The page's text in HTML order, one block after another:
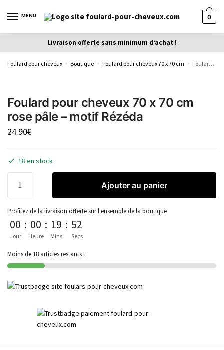
MENU 0
Livraison offerte sans minimum d’achat !
Foulard pour cheveux » Boutique » Foulard pour cheveux 70 x 70 cm » Foulard pour cheveux 70 x 70 cm rose pâle – motif Rézéda
Foulard pour cheveux 70 x 70 cm
rose pâle – motif Rézéda
24.90€
18 en stock
Ajouter au panier
Profitez de la livraison offerte sur l'ensemble de la boutique
00
Jour
: 00
Heure
: 19
Mins
: 52
Secs
Moins de 18 articles restants !